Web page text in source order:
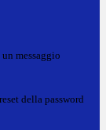
messaggio
della password